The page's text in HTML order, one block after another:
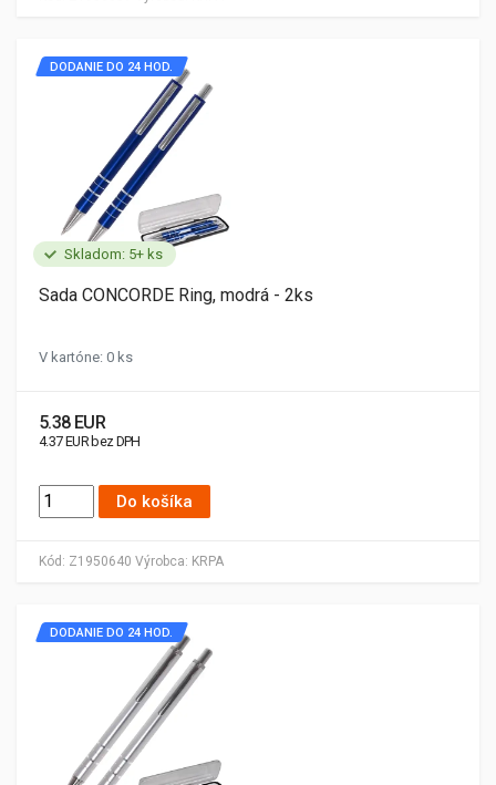
Skladom: 5+ ks
Kód: Z1950640 Výrobca: KRPA
DODANIE DO 24 HOD.
Sada CONCORDE Ring, modrá - 2ks
V kartóne: 0 ks
5.38 EUR
4.37 EUR bez DPH
Do košíka
DODANIE DO 24 HOD.